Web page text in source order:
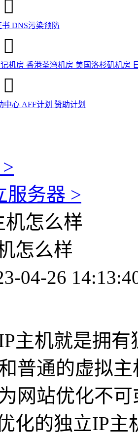
书 DNS污染预防
机房 香港荃湾机房 美国洛杉矶机房
中心 AFF计划 赞助计划
服务器 >
机怎么样
怎么样
04-26
机就是拥有
普通的虚拟
网站优化不
化的独立IP